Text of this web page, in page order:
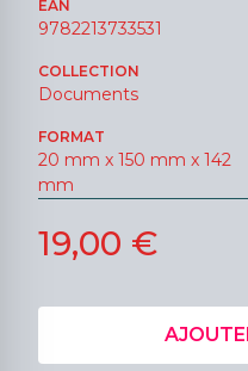
EAN
9782213733531
COLLECTION
Documents
FORMAT
20 mm x 150 mm x 142
mm
19,00 €